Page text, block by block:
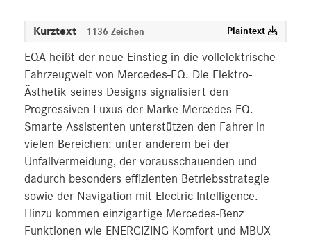
Kurztext 1136 Zeichen Plaintext
EQA heißt der neue Einstieg in die vollelektrische
Fahrzeugwelt von Mercedes-EQ. Die Elektro-
Ästhetik seines Designs signalisiert den
Progressiven Luxus der Marke Mercedes-EQ.
Smarte Assistenten unterstützen den Fahrer in
vielen Bereichen: unter anderem bei der
Unfallvermeidung, der vorausschauenden und
dadurch besonders effizienten Betriebsstrategie
sowie der Navigation mit Electric Intelligence.
Hinzu kommen einzigartige Mercedes-Benz
Funktionen wie ENERGIZING Komfort und MBUX